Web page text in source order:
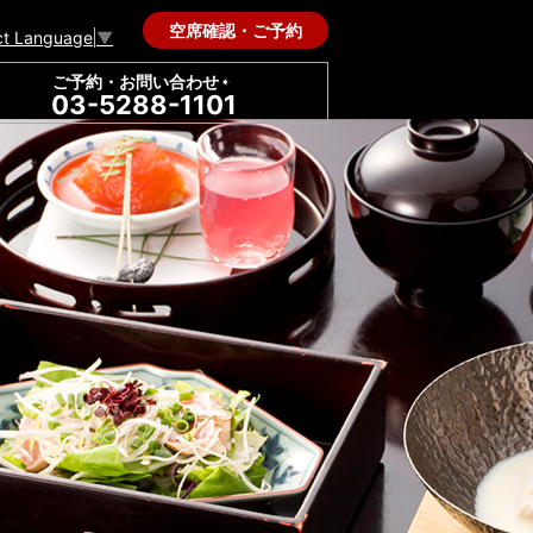
Language ▼ 空席確認・ご予約
ご予約・お問い合わせ
03-5288-1101